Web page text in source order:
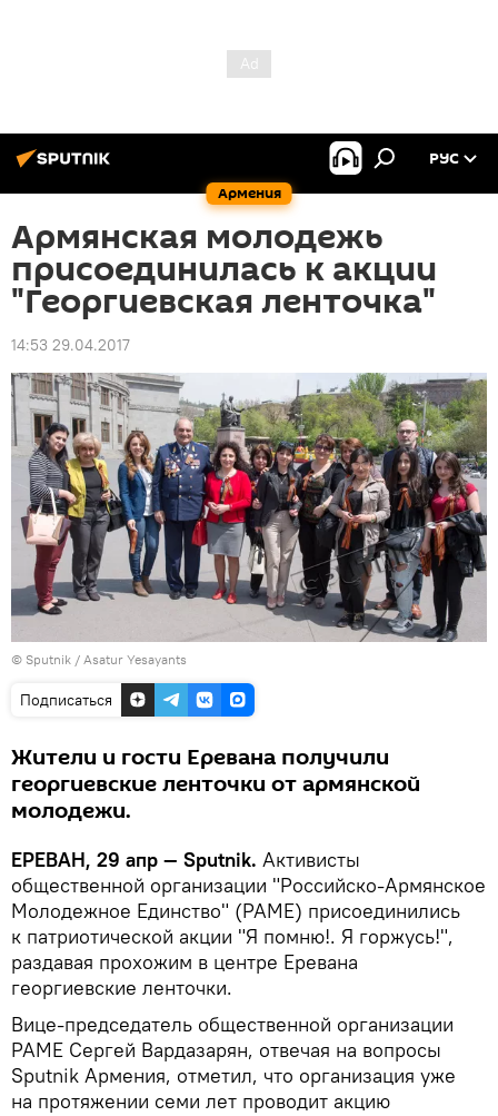
Армения
РУС
Армянская молодежь
присоединилась к акции
"Георгиевская ленточка"
14:53 29.04.2017
© Sputnik / Asatur Yesayants
Подписаться
Жители и гости Еревана получили
георгиевские ленточки от армянской
молодежи.
ЕРЕВАН, 29 апр — Sputnik. Активисты
общественной организации "Российско-Армянское
Молодежное Единство" (РАМЕ) присоединились
к патриотической акции "Я помню!. Я горжусь!",
раздавая прохожим в центре Еревана
георгиевские ленточки.
Вице-председатель общественной организации
РАМЕ Сергей Вардазарян, отвечая на вопросы
Sputnik Армения, отметил, что организация уже
на протяжении семи лет проводит акцию